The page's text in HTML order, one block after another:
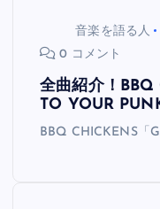
音楽を語る人
0 コメント
全曲紹介！BBQ
TO YOUR
BBQ CHICKENS「